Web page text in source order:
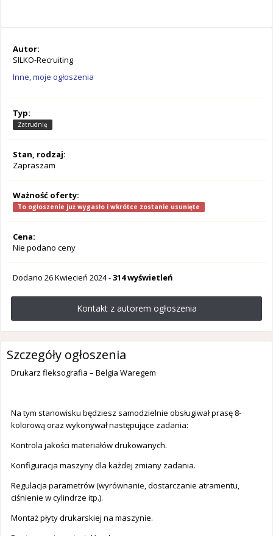
Autor:
SILKO-Recruiting
Inne, moje ogłoszenia
Typ:
Zatrudnię
Stan, rodzaj:
Zapraszam
Ważność oferty:
To ogłoszenie już wygasło i wkrótce zostanie usunięte
Cena:
Nie podano ceny
Dodano 26 Kwiecień 2024-314 wyświetleń
Kontakt z autorem ogłoszenia
Szczegóły ogłoszenia
Drukarz fleksografia – Belgia Waregem
Na tym stanowisku będziesz samodzielnie obsługiwał prasę 8-
kolorową oraz wykonywał następujące zadania:
Kontrola jakości materiałów drukowanych.
Konfiguracja maszyny dla każdej zmiany zadania.
Regulacja parametrów (wyrównanie, dostarczanie atramentu,
ciśnienie w cylindrze itp.).
Montaż płyty drukarskiej na maszynie.